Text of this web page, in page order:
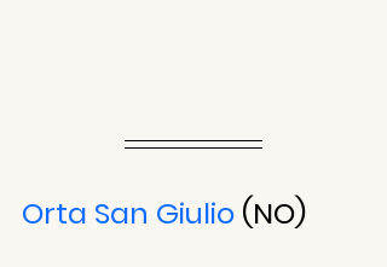
Orta San Giulio (NO)